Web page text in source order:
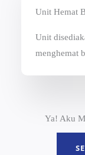
Unit Hemat
Unit
menghemat
Ya! Aku